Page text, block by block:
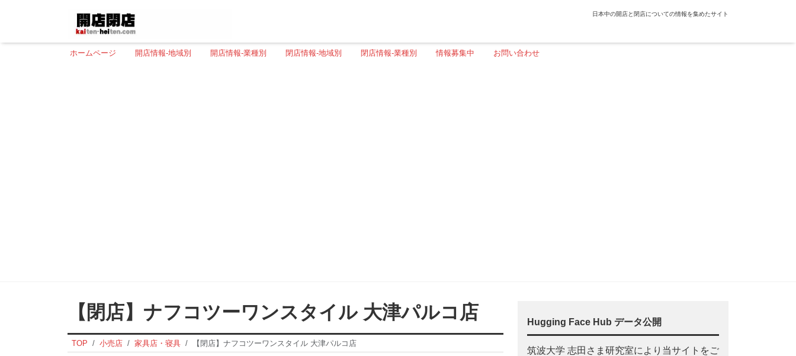
日本中の開店と閉店についての情報を集めたサイト
ホームページ 開店情報-地域別 開店情報-業種別 閉店情報-地域別 閉店情報-業種別 情報募集中 お問い合わせ
【閉店】ナフコツーワンスタイル 大津パルコ店
TOP 小売店 家具店・寝具 【閉店】ナフコツーワンスタイル 大津パルコ店
Hugging Face Hub データ公開
筑波大学 志田さま研究室により当サイトをご